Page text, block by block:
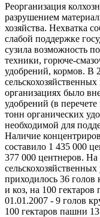
Реорганизация
разрушением
хозяйства. Нехватка
слабой поддержке
сузила возможность
техники, горюче-
удобрений, кормов. В
организациях было
удобрений (в
тонн органических
необходимой для
Наличие
составило 1 435 000
377 000 центнеров. На
приходилось 36 голов
и коз, на 100
01.01.2007 - 9 голов
100 гектаров пашни